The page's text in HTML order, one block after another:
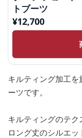
トブーツ
¥12,700
キルティング加工
ーツです。
キルティングのテク
ロング丈のシルエ